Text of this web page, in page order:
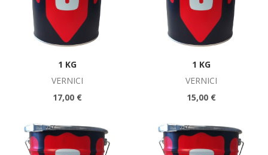
1 KG
VERNICI
17,00 €
1 KG
VERNICI
15,00 €